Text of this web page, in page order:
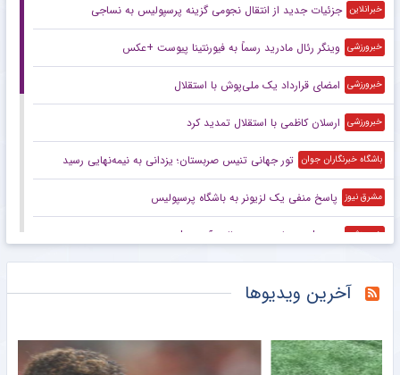
خبرانلاین جزئیات جدید از انتقال نجومی گزینه پرسپولیس به نساجی
خبرورزشی وینگر رئال مادرید رسماً به فیورنتینا پیوست +عکس
خبرورزشی امضای قرارداد یک ملی‌پوش با استقلال
خبرورزشی ارسلان کاظمی با استقلال تمدید کرد
باشگاه خبرنگاران جوان تور جهانی تنیس صربستان؛ یزدانی به نیمه‌نهایی رسید
مشرق نیوز پاسخ منفی یک لزیونر به باشگاه پرسپولیس
خبرورزشی ویدیو| پرسپولیس روی حالت آپدیت!
استقلال برای بازی نخست درخواست داد
خبرورزشی ویدیو| رونمایی غازی‌آنتپ از مهاجم جدیدش سردار دورسون
آخرین ویدیوها